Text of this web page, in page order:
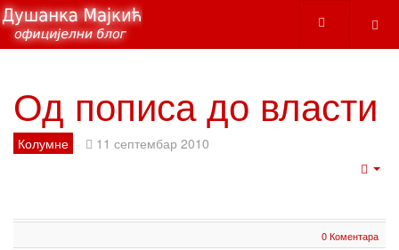
Од пописа до власти
Колумне 11 септембар 2010
0 Коментара